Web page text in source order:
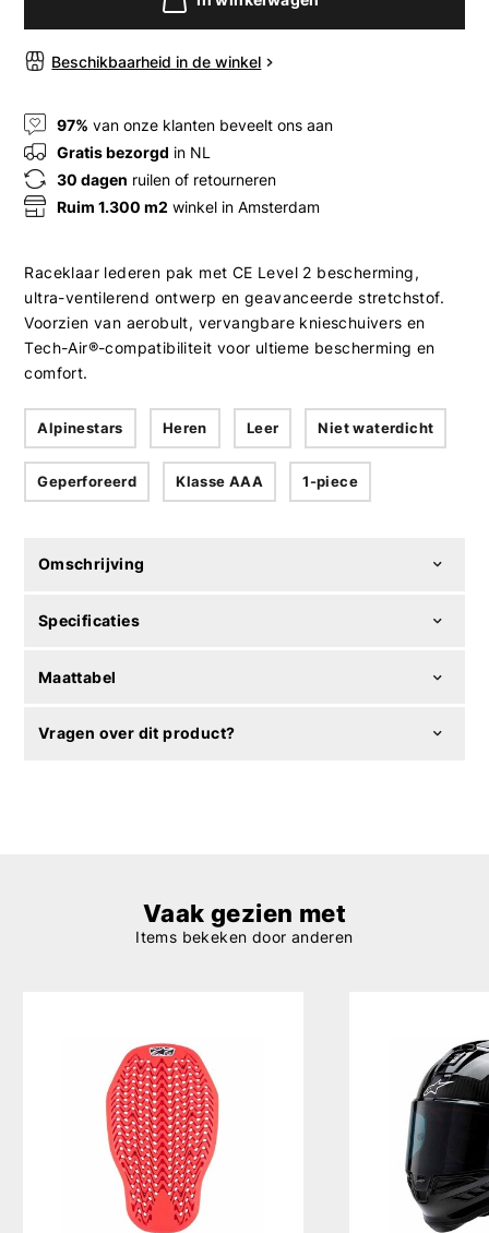
Beschikbaarheid in de winkel
97% van onze klanten beveelt ons aan
Gratis bezorgd in NL
30 dagen ruilen of retourneren
Ruim 1.300 m2 winkel in Amsterdam
Raceklaar lederen pak met CE Level 2 bescherming,
ultra-ventilerend ontwerp en geavanceerde stretchstof.
Voorzien van aerobult, vervangbare knieschuivers en
Tech-Air®-compatibiliteit voor ultieme bescherming en
comfort.
Alpinestars Heren Leer Niet waterdicht
Geperforeerd Klasse AAA 1-piece
Omschrijving
Specificaties
Maattabel
Vragen over dit product?
Vaak gezien met
Items bekeken door anderen